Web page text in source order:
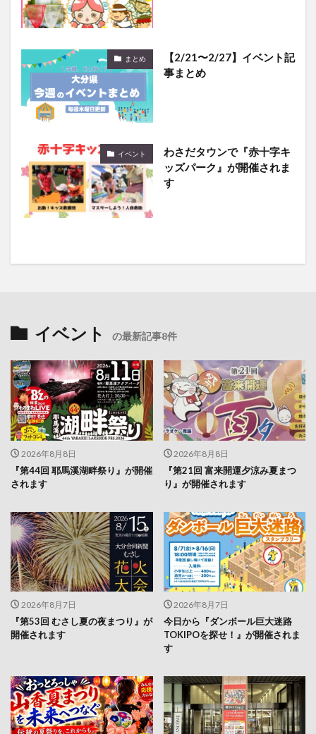
まとめ
【2/21〜2/27】イベント記
事まとめ
イベント
わさだタウンで『赤十字キ
ッズパーク』が開催されま
す
イベント の最新記事8件
2026年8月8日
『第44回 耶馬溪湖畔祭り』が開催
されます
2026年8月8日
『第21回 富来開運夕涼み夏まつ
り』が開催されます
2026年8月7日
『第53回 むさし夏の夜まつり』が
開催されます
2026年8月7日
今日から『ダンボール巨大迷路
TOKIPOを探せ！』が開催されま
す